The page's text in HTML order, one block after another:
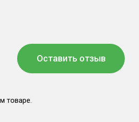
Оставить отзыв
товаре.